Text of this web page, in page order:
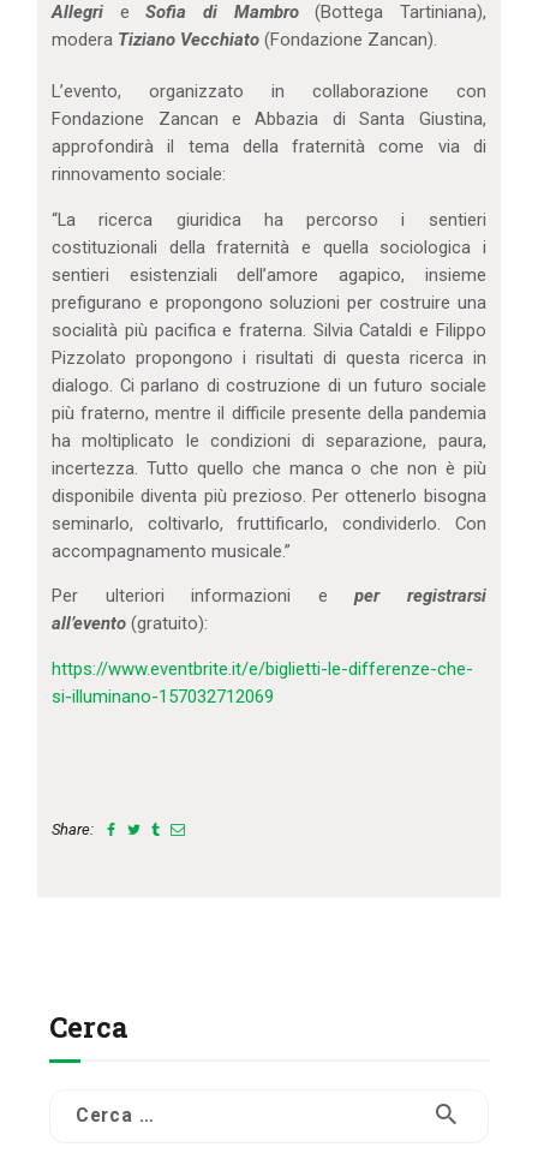
Allegri eSofia di Mambro(Bottega Tartiniana),
modera Tiziano Vecchiato (Fondazione Zancan).
L’evento, organizzato in collaborazione con
Fondazione Zancan e Abbazia di Santa Giustina,
approfondirà il tema della fraternità come via di
rinnovamento sociale:
“La ricerca giuridica ha percorso i sentieri
costituzionali della fraternità e quella sociologica i
sentieri esistenziali dell’amore agapico, insieme
prefigurano e propongono soluzioni per costruire una
socialità più pacifica e fraterna. Silvia Cataldi e Filippo
Pizzolato propongono i risultati di questa ricerca in
dialogo. Ci parlano di costruzione di un futuro sociale
più fraterno, mentre il difficile presente della pandemia
ha moltiplicato le condizioni di separazione, paura,
incertezza. Tutto quello che manca o che non è più
disponibile diventa più prezioso. Per ottenerlo bisogna
seminarlo, coltivarlo, fruttificarlo, condividerlo. Con
accompagnamento musicale.”
Per ulteriori informazioni eper registrarsi
all’evento (gratuito):
https://www.eventbrite.it/e/biglietti-le-differenze-che-
si-illuminano-157032712069
Share:
Cerca
Ricerca